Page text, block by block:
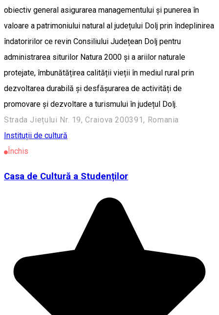
obiectiv general asigurarea managementului și punerea în
valoare a patrimoniului natural al județului Dolj prin îndeplinirea
îndatoririlor ce revin Consiliului Județean Dolj pentru
administrarea siturilor Natura 2000 și a ariilor naturale
protejate, îmbunătățirea calității vieții în mediul rural prin
dezvoltarea durabilă și desfășurarea de activități de
promovare și dezvoltare a turismului în județul Dolj.
Strada Jiețului Nr. 19, Craiova 200391, Romania
Instituții de cultură
Închis
Casa de Cultură a Studenților